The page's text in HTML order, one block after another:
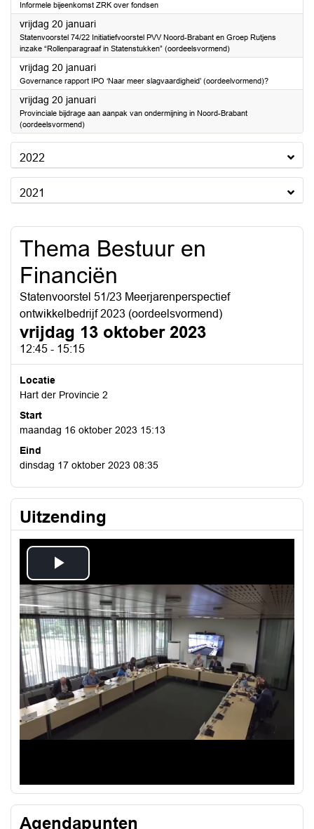
Informele bijeenkomst ZRK over fondsen
vrijdag 20 januari2023
Statenvoorstel 74/22 Initiatiefvoorstel PVV Noord-Brabant en Groep Rutjens
inzake “Rollenparagraaf in Statenstukken” (oordeelsvormend)
vrijdag 20 januari2023
Governance rapport IPO ‘Naar meer slagvaardigheid’ (oordeelvormend)?
vrijdag 20 januari2023
Provinciale bijdrage aan aanpak van ondermijning in Noord-Brabant
(oordeelsvormend)
2022
2021
Thema Bestuur en
Financiën
Statenvoorstel 51/23 Meerjarenperspectief
ontwikkelbedrijf 2023 (oordeelsvormend)
vrijdag 13 oktober 2023
12:45 - 15:15
Locatie
Hart der Provincie 2
Start
maandag 16 oktober 2023 15:13
Eind
dinsdag 17 oktober 2023 08:35
Uitzending
Play
Video
Agendapunten